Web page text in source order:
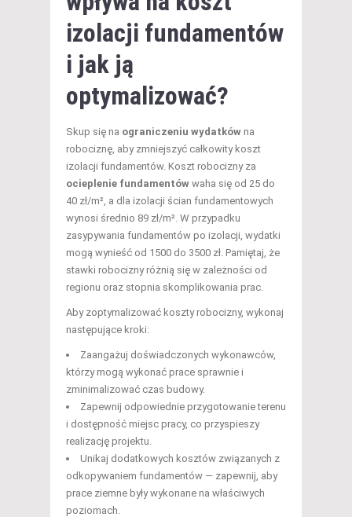
izolacji fundamentów
i jak ją
optymalizować?
Skup się na ograniczeniu wydatków na
robociznę, aby zmniejszyć całkowity koszt
izolacji fundamentów. Koszt robocizny za
ocieplenie fundamentów waha się od 25 do
40 zł/m², a dla izolacji ścian fundamentowych
wynosi średnio 89 zł/m². W przypadku
zasypywania fundamentów po izolacji, wydatki
mogą wynieść od 1500 do 3500 zł. Pamiętaj, że
stawki robocizny różnią się w zależności od
regionu oraz stopnia skomplikowania prac.
Aby zoptymalizować koszty robocizny, wykonaj
następujące kroki:
Zaangażuj doświadczonych wykonawców,
którzy mogą wykonać prace sprawnie i
zminimalizować czas budowy.
Zapewnij odpowiednie przygotowanie terenu
i dostępność miejsc pracy, co przyspieszy
realizację projektu.
Unikaj dodatkowych kosztów związanych z
odkopywaniem fundamentów — zapewnij, aby
prace ziemne były wykonane na właściwych
poziomach.